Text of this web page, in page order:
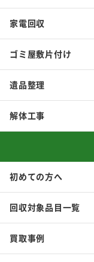
家電回収
ゴミ屋敷片付け
遺品整理
解体工事
初めての方へ
回収対象品目一覧
買取事例